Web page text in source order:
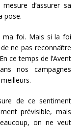
d’assurer sa
pose.
ma foi. Mais si la foi
ne pas reconnaître
ce temps de l’Avent
nos campagnes
de ce sentiment
prévisible, mais
on ne veut